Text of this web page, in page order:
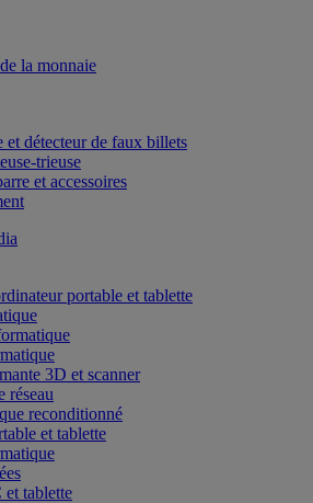
la monnaie
et détecteur de faux billets
trieuse
et accessoires
portable et tablette
3D et scanner
réseau
reconditionné
et tablette
et tablette